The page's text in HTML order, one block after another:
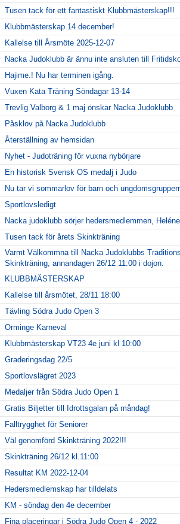
Tusen tack för ett fantastiskt Klubbmästerskap!!!
Klubbmästerskap 14 december!
Kallelse till Årsmöte 2025-12-07
Nacka Judoklubb är ännu inte ansluten till
Hajime.! Nu har terminen igång.
Vuxen Kata Träning Söndagar 13-14
Trevlig Valborg & 1 maj önskar Nacka Judoklubb
Påsklov på Nacka Judoklubb
Återställning av hemsidan
Nyhet - Judoträning för vuxna nybörjare
En historisk Svensk OS medalj i Judo
Nu tar vi sommarlov för barn och
Sportlovsledigt
Nacka judoklubb sörjer hedersmedlemmen,
Tusen tack för årets Skinkträning
Varmt Välkommna till Nacka Judoklubbs
Skinkträning, annandagen 26/12 11:00 i dojon.
KLUBBMÄSTERSKAP
Kallelse till årsmötet, 28/11 18:00
Tävling Södra Judo Open 3
Orminge Karneval
Klubbmästerskap VT23 4e juni kl 10:00
Graderingsdag 22/5
Sportlovslägret 2023
Medaljer från Södra Judo Open 1
Gratis Biljetter till Idrottsgalan på måndag!
Falltrygghet för Seniorer
Väl genomförd Skinkträning 2022!!!
Skinkträning 26/12 kl.11:00
Resultat KM 2022-12-04
Hedersmedlemskap har tilldelats
KM - söndag den 4e december
Fina placeringar i Södra Judo Open 4 - 2022